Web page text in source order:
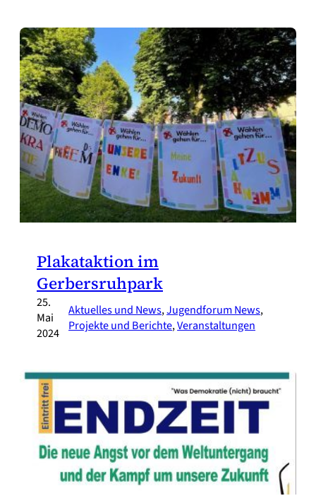
Plakataktion im
Gerbersruhpark
25.
Mai
2024
Aktuelles und News, Jugendforum News
Projekte und Berichte, Veranstaltungen